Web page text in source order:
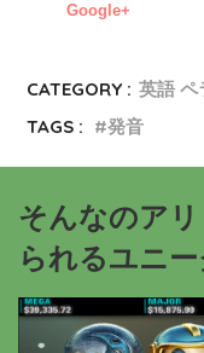
Google+
CATEGORY : 英語 ペ
TAGS :
発音
そんなのア
られるユニ